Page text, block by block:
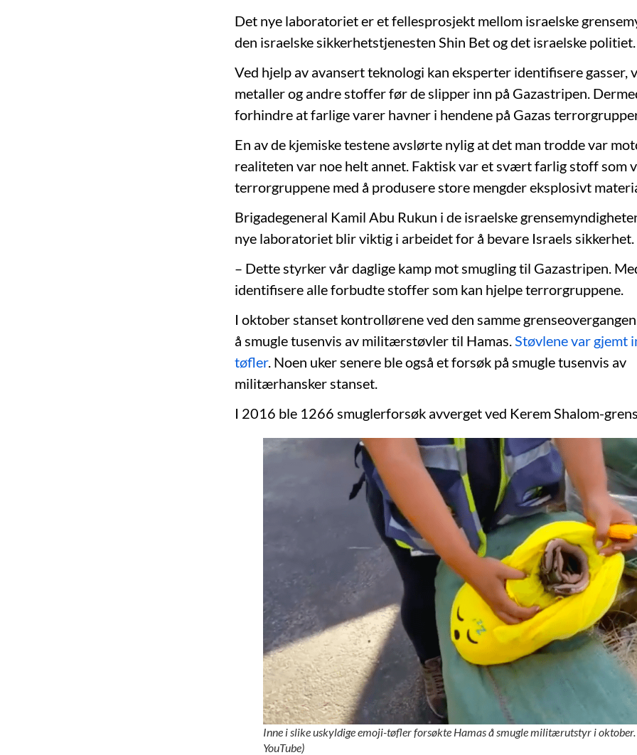
Det nye laboratoriet er et fellesprosjekt mellom israelske
den israelske sikkerhetstjenesten Shin Bet og det israelske politiet.
Ved hjelp av avansert teknologi kan eksperter identifisere gasser,
metaller og andre stoffer før de slipper inn på Gazastripen.
forhindre at farlige varer havner i hendene på Gazas
En av de kjemiske testene avslørte nylig at det man trodde var
realiteten var noe helt annet. Faktisk var et svært farlig stoff som
terrorgruppene med å produsere store mengder eksplosivt
Brigadegeneral Kamil Abu Rukun i de israelske
nye laboratoriet blir viktig i arbeidet for å bevare Israels sikkerhet.
– Dette styrker vår daglige kamp mot smugling til Gazastripen.
identifisere alle forbudte stoffer som kan hjelpe terrorgruppene.
I oktober stanset kontrollørene ved den samme
å smugle tusenvis av militærstøvler til Hamas.Støvlene var gjemt
tøfler. Noen uker senere ble også et forsøk på smugle tusenvis av
militærhansker stanset.
I 2016 ble 1266 smuglerforsøk avverget ved Kerem Shalom-
Inne i slike uskyldige emoji-tøfler forsøkte Hamas å smugle militærutstyr i
YouTube)